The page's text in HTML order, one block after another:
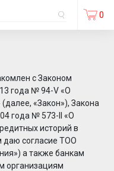
0
с Законом
года № 94-V «О
«Закон»), Закона
года № 573-II «О
историй в
даю согласие ТОО
а также банкам
организациям